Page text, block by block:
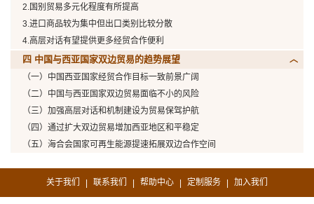
2.国别贸易多元化程度有所提高
3.进口商品较为集中但出口类别比较分散
4.高层对话有望提供更多经贸合作便利
四 中国与西亚国家双边贸易的趋势展望
（一）中国西亚国家经贸合作目标一致前景广阔
（二）中国与西亚国家双边贸易面临不小的风险
（三）加强高层对话和机制建设为贸易保驾护航
（四）通过扩大双边贸易增加西亚地区和平稳定
（五）海合会国家可再生能源提速拓展双边合作空间
关于我们 | 联系我们 | 帮助中心 | 定制服务 | 加入我们